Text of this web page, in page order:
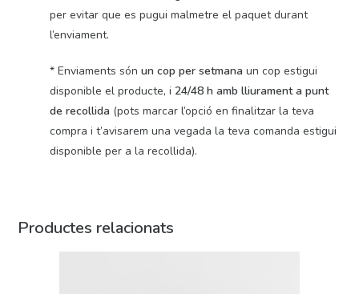
per evitar que es pugui malmetre el paquet durant
l’enviament.
* Enviaments sónun cop per setmana un cop estigui
disponible el producte, i 24/48 h amb lliurament a punt
de recollida (pots marcar l’opció en finalitzar la teva
compra i t’avisarem una vegada la teva comanda estigui
disponible per a la recollida).
Productes relacionats